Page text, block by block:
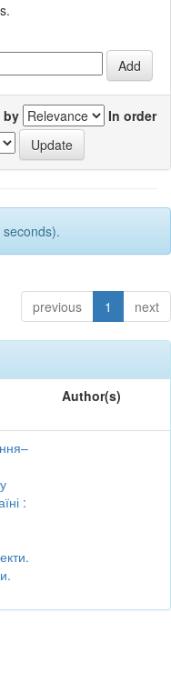
by
In order
previous 1 next
Author(s)
: